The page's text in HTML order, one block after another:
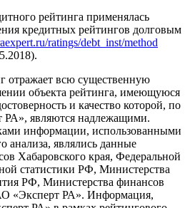
рейтинга применялась
кредитных рейтингов долговым
ratings/debt_inst/method
отражает всю существенную
объекта рейтинга, имеющуюся
и качество которой, по
являются надлежащими.
информации, использованными
анализа, являлись данные
Хабаровского края, Федеральной
статистики РФ, Министерства
РФ, Министерства финансов
«Эксперт РА». Информация,